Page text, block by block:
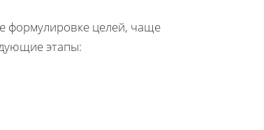
формулировке целей, чаще
этапы: